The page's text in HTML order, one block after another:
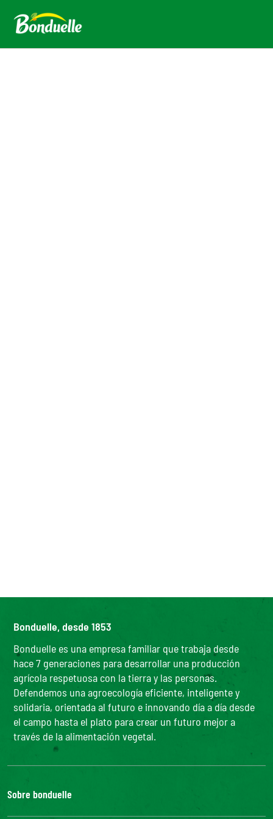
Bonduelle, desde 1853
Bonduelle es una empresa familiar que trabaja desde
hace 7 generaciones para desarrollar una producción
agrícola respetuosa con la tierra y las personas.
Defendemos una agroecología eficiente, inteligente y
solidaria, orientada al futuro e innovando día a día desde
el campo hasta el plato para crear un futuro mejor a
través de la alimentación vegetal.
Sobre bonduelle
Nuestra historia